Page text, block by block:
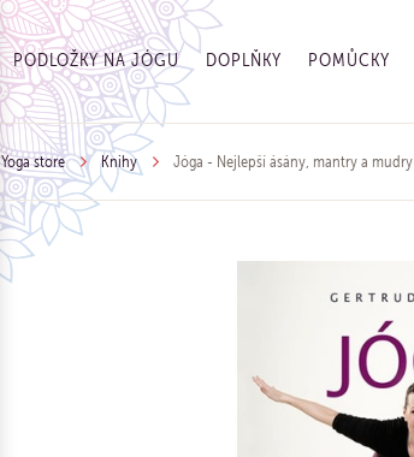
PODLOŽKY NA JÓGU DOPLŇKY POMŮCKY
Yoga store Knihy Jóga - Nejlepší ásány, mantry a mudry